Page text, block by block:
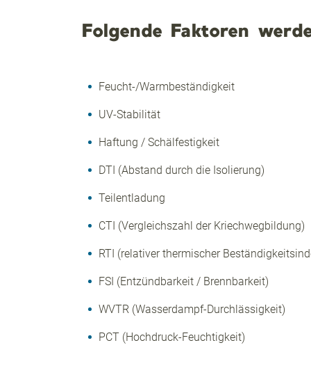
Folgende Faktoren
Feucht-/Warmbeständigkeit
UV-Stabilität
Haftung / Schälfestigkeit
DTI (Abstand durch die Isolierung)
Teilentladung
CTI (Vergleichszahl der Kriechwegbildung)
RTI (relativer thermischer
FSI (Entzündbarkeit / Brennbarkeit)
WVTR (Wasserdampf-Durchlässigkeit)
PCT (Hochdruck-Feuchtigkeit)